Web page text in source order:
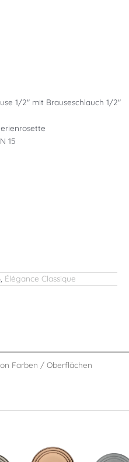
1/2″ mit Brauseschlauch 1/2″
15
Élégance Classique
Farben / Oberflächen